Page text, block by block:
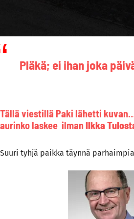
Pläkä; ei ihan joka
Tällä viestillä Paki lähetti
aurinko laskee ilman Ilkka
Suuri tyhjä paikka täynnä